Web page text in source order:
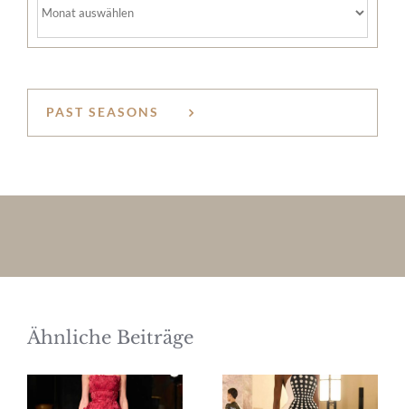
PAST SEASONS
Ähnliche Beiträge
Elie Saab
Schiaparelli